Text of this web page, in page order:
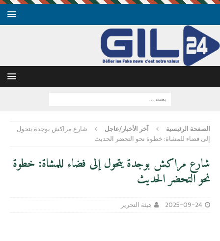
الصفحة الرئيسية آخر الأخبار/عاجل
شارع مراكش بوجدة يتحول
إلى فضاء للمشاة: خطوة نحو التحضر الحديث
شارع مراكش بوجدة يتحول إلى فضاء للمشاة: خطوة
نحو التحضر الحديث
2025-09-24 هيئة التحرير